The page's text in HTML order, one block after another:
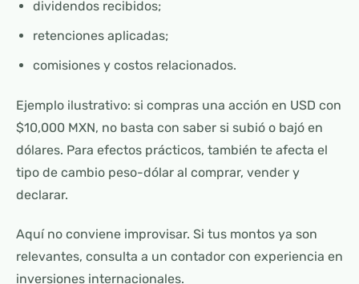
dividendos recibidos;
retenciones aplicadas;
comisiones y costos relacionados.
Ejemplo ilustrativo: si compras una acción en USD con
$10,000 MXN, no basta con saber si subió o bajó en
dólares. Para efectos prácticos, también te afecta el
tipo de cambio peso-dólar al comprar, vender y
declarar.
Aquí no conviene improvisar. Si tus montos ya son
relevantes, consulta a un contador con experiencia en
inversiones internacionales.